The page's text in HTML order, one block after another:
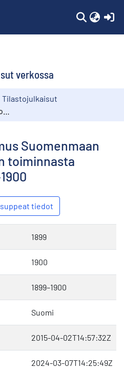
verkossa
Tilastojulkaisut
Suomenmaan
toiminnasta
tiedot
1899
1900
1899–1900
Suomi
2015-04-02T14:57:32Z
2024-03-07T14:25:49Z